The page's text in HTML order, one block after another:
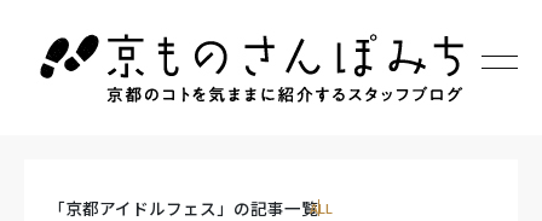
「京都アイドルフェス」の記事一覧ALL